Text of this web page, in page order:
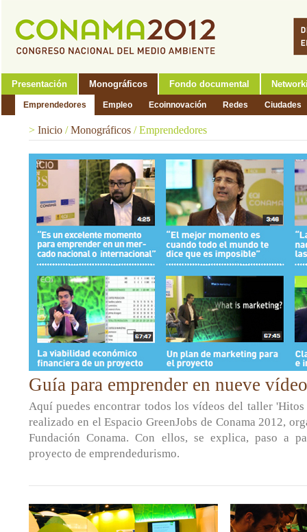
Presentación Monográficos Fondo documental
Emprendedores Empleo Ecoinnovación Redes Ciudades
> Inicio /Monográficos / Emprendedores
Guía para emprender en nueve
Aquí puedes encontrar todos los vídeos del taller
realizado en el Espacio GreenJobs de Conama 2012,
Fundación Conama. Con ellos, se explica, paso a
proyecto de emprendedurismo.